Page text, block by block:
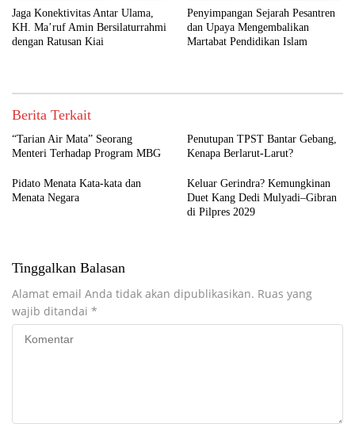
Jaga Konektivitas Antar Ulama,
KH. Ma’ruf Amin Bersilaturrahmi
dengan Ratusan Kiai
Penyimpangan Sejarah Pesantren
dan Upaya Mengembalikan
Martabat Pendidikan Islam
Berita Terkait
“Tarian Air Mata” Seorang
Menteri Terhadap Program MBG
Penutupan TPST Bantar Gebang,
Kenapa Berlarut-Larut?
Pidato Menata Kata-kata dan
Menata Negara
Keluar Gerindra? Kemungkinan
Duet Kang Dedi Mulyadi–Gibran
di Pilpres 2029
Tinggalkan Balasan
Alamat email Anda tidak akan dipublikasikan. Ruas yang
wajib ditandai *